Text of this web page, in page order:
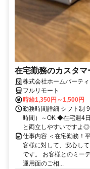
在宅勤務のカスタ
株式会社ホームパーティ
フルリモート
時給1,350円～1,500円
勤務時間詳細 シフト制
時間）～OK ◆在宅週4
と両立しやすいですよ◎
仕事内容 ＜在宅勤務！
客様に対して、安心し
です。 お客様とのミー
運用面のご相...